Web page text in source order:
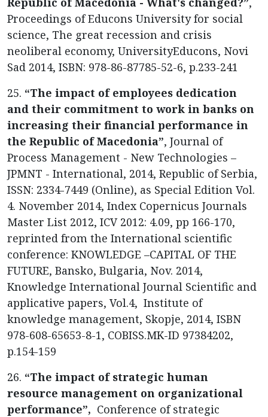
Proceedings of Educons University for social
science, The great recession and crisis
neoliberal economy, UniversityEducons, Novi
Sad 2014, ISBN: 978-86-87785-52-6, p.233-241
25. “The impact of employees dedication
and their commitment to work in banks on
increasing their financial performance in
the Republic of Macedonia”, Journal of
Process Management - New Technologies –
JPMNT - International, 2014, Republic of Serbia,
ISSN: 2334-7449 (Online), as Special Edition Vol.
4. November 2014, Index Copernicus Journals
Master List 2012, ICV 2012: 4.09, pp 166-170,
reprinted from the International scientific
conference: KNOWLEDGE –CAPITAL OF THE
FUTURE, Bansko, Bulgaria, Nov. 2014,
Knowledge International Journal Scientific and
applicative papers, Vol.4, Institute of
knowledge management, Skopje, 2014, ISBN
978-608-65653-8-1, COBISS.MK-ID 97384202,
p.154-159
26. “The impact of strategic human
resource management on organizational
performance”, Conference of strategic